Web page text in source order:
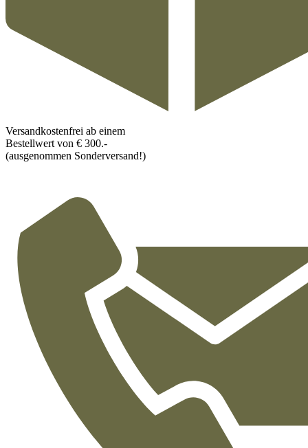
Versandkostenfrei ab einem
Bestellwert von € 300.-
(ausgenommen Sonderversand!)